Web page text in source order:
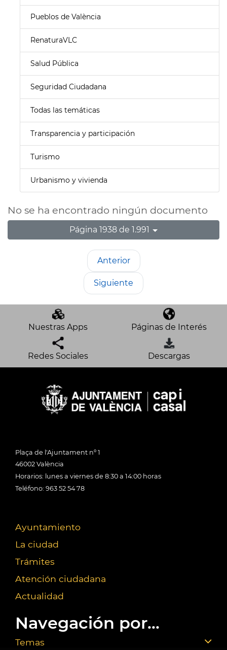
Pueblos de València
RenaturaVLC
Salud Pública
Seguridad Ciudadana
Todas las temáticas
Transparencia y participación
Turismo
Urbanismo y vivienda
No se ha encontrado ningún documento
Página 1938 de 1.991
Anterior
Siguiente
Nuestras Apps Páginas de Interés
Redes Sociales Descargas
Plaça de l'Ajuntament nº 1
46002 València
Horarios: lunes a viernes de 8:30 a 14:00 horas
Teléfono: 963 52 54 78
Ayuntamiento
La ciudad
Trámites
Atención ciudadana
Actualidad
Navegación por...
Temas